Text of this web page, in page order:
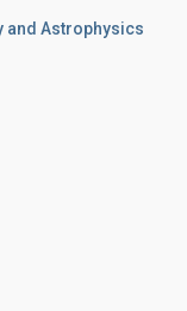
and Astrophysics